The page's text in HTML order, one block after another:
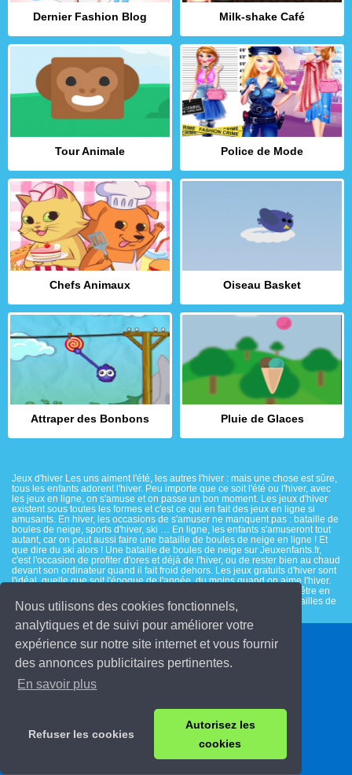
Nous utilisons des cookies fonctionnels,
analytiques et de suivi pour améliorer votre
expérience sur notre site internet et vous fournir
des annonces publicitaires pertinentes.
En savoir plus
Refuser les cookies
Autorisez les
cookies
Dernier Fashion Blog Milk-shake Café
Tour Animale Police de Mode
Chefs Animaux Oiseau Basket
Attraper des Bonbons Pluie de Glaces
Jeux d'hiver Les uns aiment l'été, les autres l'hiver : mais une chose est sûre,
tous les enfants adorent l'hiver. Peu importe que ce soit l'été ou l'hiver, avec
les jeux en ligne, on s'amuse et on passe un bon moment. Les jeux d'hiver
existent sous toutes les formes et c'est ce qui en fait des jeux en ligne si
amusants. En hiver, les occasions de s'amuser ne manquent pas : bataille de
boules de neige, sports d'hiver, ski … En ligne, les enfants s'amuseront tout
autant, car on peut aussi faire une bataille de boules de neige en ligne ! Et
que dire du ski alors ! Une bataille de boules de neige sur Jeuxenfants.fr,
c'est l'occasion de profiter d'ores et déjà de l'hiver, ou de rester bien au chaud
devant son ordinateur quand il fait froid dehors. Les jeux gratuits d'hiver sont
l'idéal, quelle que soit l'époque de l'année, du moins quand on aime l'hiver.
Ces jeux d'hiver sont gratuits, et donnent aux enfants le sentiment d'être en
hiver. Pour découvrir l'hiver en s'amusant, on peut organiser des batailles de
boules de neige en ligne, ou faire du ski sur Jeuxenfants.fr.
© 2026 Jeuxenfants.fr
Contact
Déclaration de protection de la vie privée
Privacy Policy